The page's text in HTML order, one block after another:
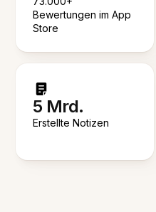
Bewertungen im App
Store
5 Mrd.
Erstellte Notizen